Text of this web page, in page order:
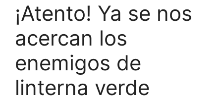
¡Atento! Ya se nos
acercan los
enemigos de
linterna verde